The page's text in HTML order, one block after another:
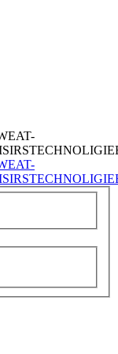
TECHNOLIGIE
TECHNOLIGIE